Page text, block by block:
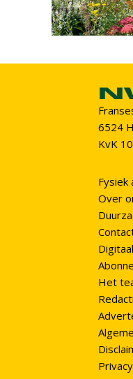
6524
KvK
Fysiek
Over
Het
Privacy